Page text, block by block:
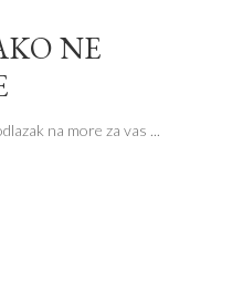
NE
na more za vas ...